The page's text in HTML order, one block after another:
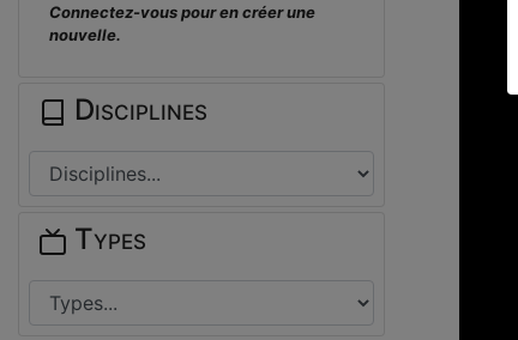
Connectez-vous pour en créer une
nouvelle.
Disciplines
Types